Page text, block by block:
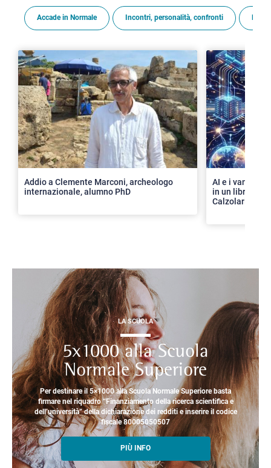
Accade in Normale Incontri, personalità, confronti
Addio a Clemente Marconi, archeologo
internazionale, alumno PhD
AI e i vantaggi
in un libro con
Calzolari
>
LA SCUOLA
5x1000 alla Scuola
Normale Superiore
Per destinare il 5×1000 alla Scuola Normale Superiore basta
firmare nel riquadro “Finanziamento della ricerca scientifica e
dell’università” della dichiarazione dei redditi e inserire il codice
fiscale 80005050507
PIÙ INFO